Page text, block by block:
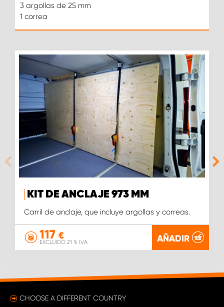
3 argollas de 25 mm
1 correa
KIT DE ANCLAJE 973 MM
Carril de anclaje, que incluye argollas y correas.
117 €
EXCLUIDO 21 % IVA AÑADIR
CHOOSE A DIFFERENT COUNTRY